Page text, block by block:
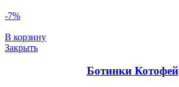
-7%
В корзину
Закрыть
Ботинки Котофей